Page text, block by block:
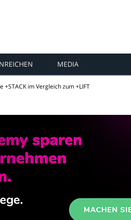
MEDIA
+STACK im Vergleich zum +LIFT